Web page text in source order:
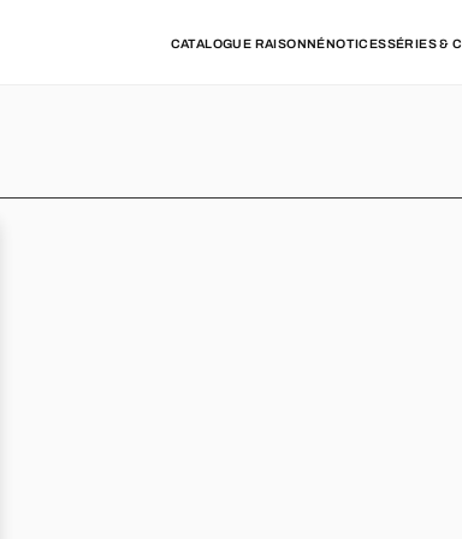
CATALOGUE RAISONNÉNOTICESSÉRIES &